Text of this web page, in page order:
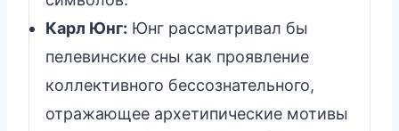
Карл Юнг: Юнг рассматривал бы
пелевинские сны как проявление
коллективного бессознательного,
отражающее архетипические мотивы